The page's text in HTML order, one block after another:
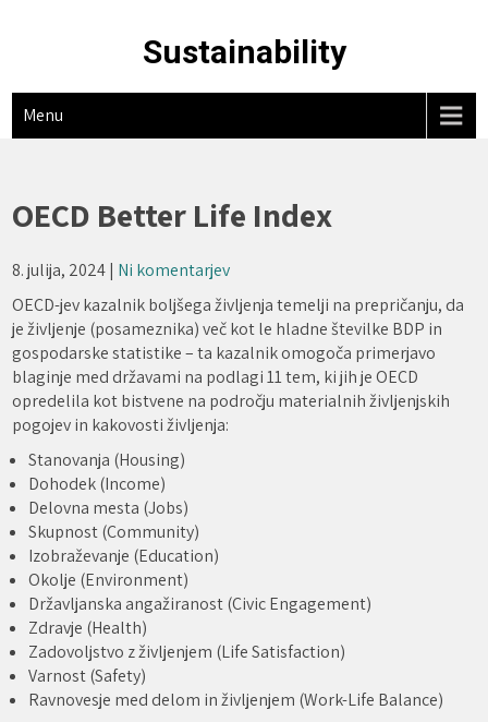
Sustainability
Menu
OECD Better Life Index
8. julija, 2024| Ni komentarjev
OECD-jev kazalnik boljšega življenja temelji na prepričanju, da
je življenje (posameznika) več kot le hladne številke BDP in
gospodarske statistike – ta kazalnik omogoča primerjavo
blaginje med državami na podlagi 11 tem, ki jih je OECD
opredelila kot bistvene na področju materialnih življenjskih
pogojev in kakovosti življenja:
Stanovanja (Housing)
Dohodek (Income)
Delovna mesta (Jobs)
Skupnost (Community)
Izobraževanje (Education)
Okolje (Environment)
Državljanska angažiranost (Civic Engagement)
Zdravje (Health)
Zadovoljstvo z življenjem (Life Satisfaction)
Varnost (Safety)
Ravnovesje med delom in življenjem (Work-Life Balance)